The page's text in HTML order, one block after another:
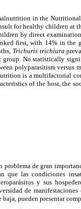
in the
for healthy children at
by direct
first, with 14% in the
Trichuris trichiura
No statistically
polyparasitism versus
is a multifactorial
of the host, the
problema de gran
que las condiciones
y sus
de
pueden presentar